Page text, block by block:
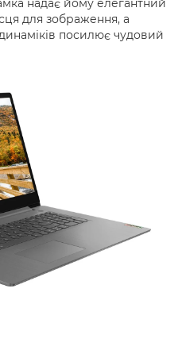
надає йому елегантний
для зображення, а
посилює чудовий